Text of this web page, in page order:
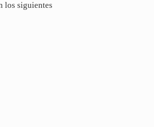
los siguientes